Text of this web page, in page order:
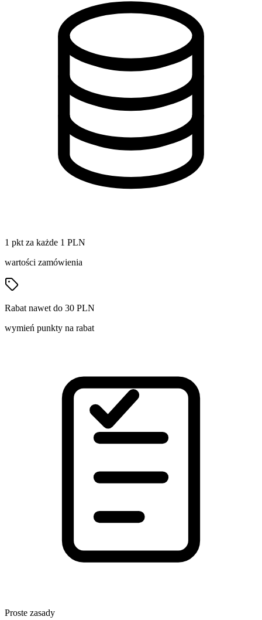
1 pkt za każde 1 PLN
wartości zamówienia
Rabat nawet do 30 PLN
wymień punkty na rabat
Proste zasady